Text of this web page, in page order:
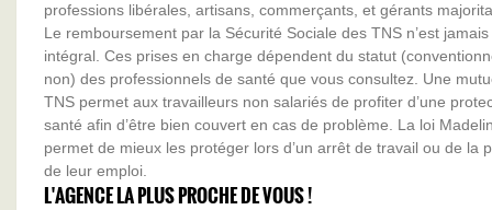
professions libérales, artisans, commerçants, et gérants
Le remboursement par la Sécurité Sociale des TNS n’est jamais
intégral. Ces prises en charge dépendent du statut
non) des professionnels de santé que vous consultez. Une
TNS permet aux travailleurs non salariés de profiter d’une
santé afin d’être bien couvert en cas de problème. La loi
permet de mieux les protéger lors d’un arrêt de travail ou de la
de leur emploi.
L'AGENCE LA PLUS PROCHE DE VOUS !